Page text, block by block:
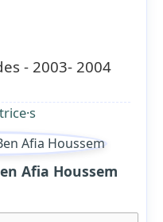
- 2003- 2004
Afia Houssem